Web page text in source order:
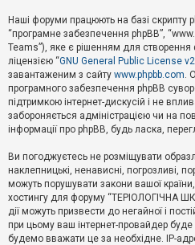
й
А
к
т
и
в
н
і
м
и
П
о
ш
Наші форуми працюють на базі скрипту
“програмне забезпечення phpBB”,
Teams”), яке є рішенням для
ліцензією “GNU General Public License v2
завантаженим з сайту www.phpbb.com.
програмного забезпечення phpBB
підтримкою інтернет-дискусій і не
забороняється адміністрацією чи на
інформації про phpBB, будь ласка,
Ви погоджуєтесь не розміщувати
наклепницькі, ненависні, погрозливі,
можуть порушувати закони вашої
хостингу для форуму “ТЕРІОЛОГІЧНА
дії можуть призвести до негайної і
при цьому ваш інтернет-провайдер
будемо вважати це за необхідне. IP-